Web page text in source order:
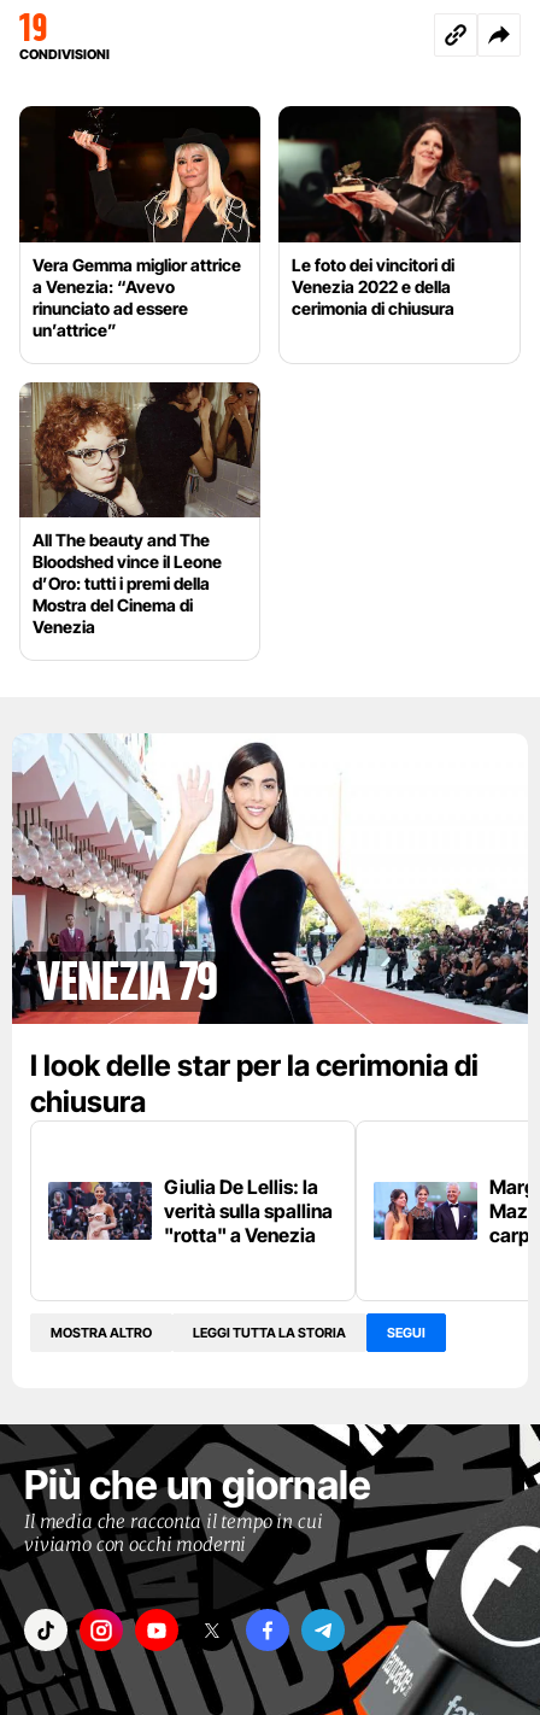
19
CONDIVISIONI
Vera Gemma miglior attrice
a Venezia: “Avevo
rinunciato ad essere
un’attrice”
Le foto dei vincitori di
Venezia 2022 e della
cerimonia di chiusura
All The beauty and The
Bloodshed vince il Leone
d’Oro: tutti i premi della
Mostra del Cinema di
Venezia
Venezia 79
I look delle star per la cerimonia di
chiusura
Giulia De Lellis: la
verità sulla spallina
"rotta" a Venezia
MOSTRA ALTRO LEGGI TUTTA LA STORIA SEGUI
Più che un giornale
Il media che racconta il tempo in cui
viviamo con occhi moderni